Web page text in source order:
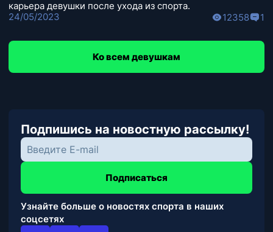
карьера девушки после ухода из спорта.
24/05/2023
12358 1
Ко всем девушкам
Подпишись на новостную рассылку!
Подписаться
Узнайте больше о новостях спорта в наших
соцсетях